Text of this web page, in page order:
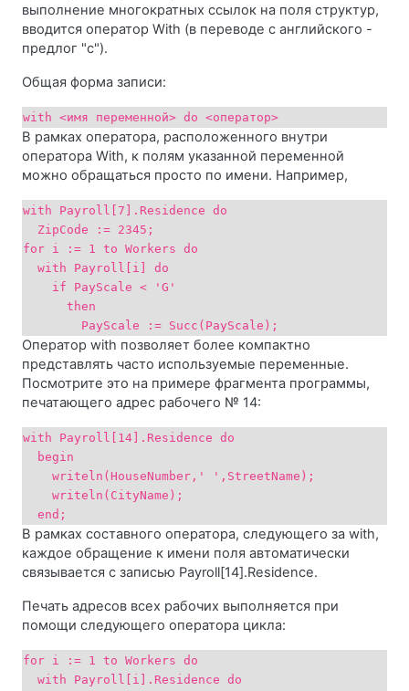
выполнение многократных ссылок на поля структур,
вводится оператор With (в переводе с английского -
предлог "с").
Общая форма записи:
with <имя переменной> do <оператор>
В рамках оператора, расположенного внутри
оператора With, к полям указанной переменной
можно обращаться просто по имени. Например,
with Payroll[7].Residence do
ZipCode := 2345;
for i := 1 to Workers do
with Payroll[i] do
if PayScale < 'G'
then
PayScale := Succ(PayScale);
Оператор with позволяет более компактно
представлять часто используемые переменные.
Посмотрите это на примере фрагмента программы,
печатающего адрес рабочего № 14:
with Payroll[14].Residence do
begin
writeln(HouseNumber,' ',StreetName);
writeln(CityName);
end;
В рамках составного оператора, следующего за with,
каждое обращение к имени поля автоматически
связывается с записью Payroll[14].Residence.
Печать адресов всех рабочих выполняется при
помощи следующего оператора цикла:
for i := 1 to Workers do
with Payroll[i].Residence do